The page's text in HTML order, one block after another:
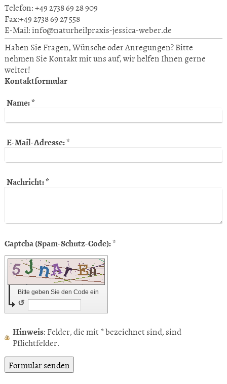
Telefon: +49 2738 69 28 909
Fax:+49 2738 69 27 558
E-Mail: info@naturheilpraxis-jessica-weber.de
Haben Sie Fragen, Wünsche oder Anregungen? Bitte
nehmen Sie Kontakt mit uns auf, wir helfen Ihnen gerne
weiter!
Kontaktformular
Name:*
E-Mail-Adresse:*
Nachricht:*
Captcha (Spam-Schutz-Code): *
Bitte geben Sie den Code ein
↺
Hinweis : Felder, die mit*bezeichnet sind, sind
Pflichtfelder.